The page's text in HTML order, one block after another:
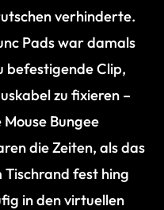
verhinderte.
Pads war damals
befestigende Clip,
zu fixieren –
Bungee
die Zeiten, als das
fest hing
in den virtuellen